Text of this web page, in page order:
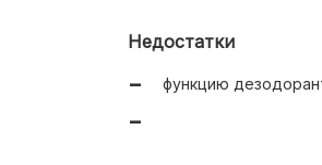
Недостатки
функцию